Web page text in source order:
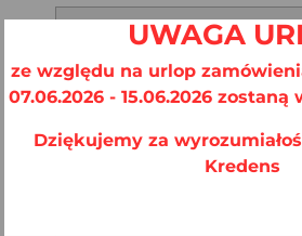
Adres e-mail
UWAGA
ze względu na urlop
07.06.2026 - 15.06.2026 zostaną
Dziękujemy za
Kredens